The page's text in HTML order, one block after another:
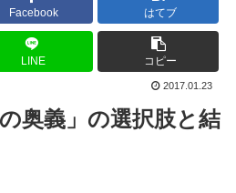
Facebook はてブ
LINE コピー
2017.01.23
奥義」の選択肢と結